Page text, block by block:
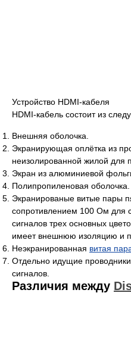
Устройство HDMI-кабеля
HDMI-кабель состоит из
Внешняя оболочка.
Экранирующая оплётка из
неизолированной жилой для
Экран из алюминиевой
Полипропиленовая оболочка.
Экранированые витые пары
сопротивлением 100 Ом для
сигналов трех основных
имеет внешнюю изоляцию и
Неэкранированная витая
Отдельно идущие
сигналов.
Различия между